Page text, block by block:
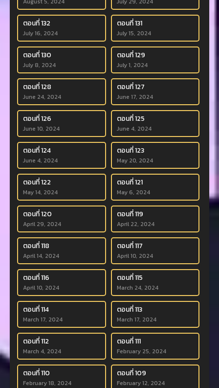
ตอนที่ 132
July 16, 2024
ตอนที่ 131
July 15, 2024
ตอนที่ 130
July 8, 2024
ตอนที่ 129
July 1, 2024
ตอนที่ 128
June 24, 2024
ตอนที่ 127
June 17, 2024
ตอนที่ 126
June 10, 2024
ตอนที่ 125
June 4, 2024
ตอนที่ 124
June 4, 2024
ตอนที่ 123
May 20, 2024
ตอนที่ 122
May 14, 2024
ตอนที่ 121
May 6, 2024
ตอนที่ 120
April 29, 2024
ตอนที่ 119
April 22, 2024
ตอนที่ 118
April 14, 2024
ตอนที่ 117
April 10, 2024
ตอนที่ 116
April 10, 2024
ตอนที่ 115
March 24, 2024
ตอนที่ 114
March 17, 2024
ตอนที่ 113
March 17, 2024
ตอนที่ 112
March 4, 2024
ตอนที่ 111
February 25, 2024
ตอนที่ 110
February 18, 2024
ตอนที่ 109
February 12, 2024